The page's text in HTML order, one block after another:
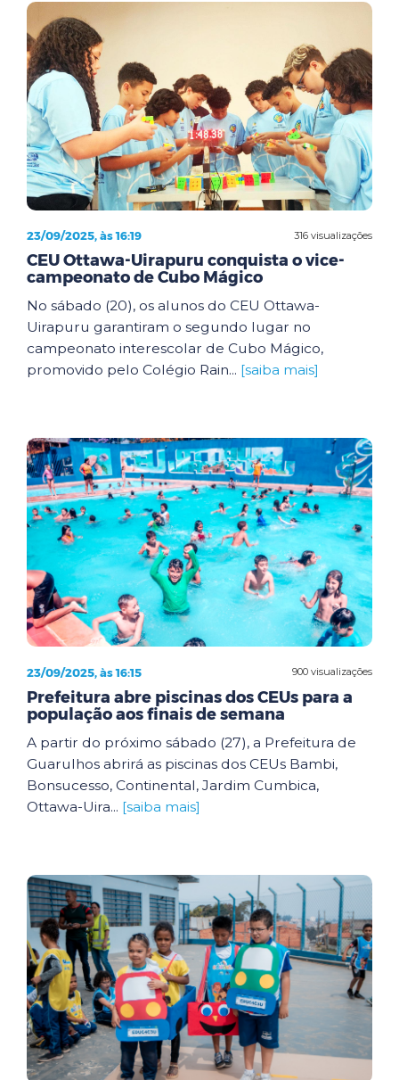
316 visualizações
23/09/2025, às 16:19
CEU Ottawa-Uirapuru conquista o vice-
campeonato de Cubo Mágico
No sábado (20), os alunos do CEU Ottawa-
Uirapuru garantiram o segundo lugar no
campeonato interescolar de Cubo Mágico,
promovido pelo Colégio Rain... [saiba mais]
900 visualizações
23/09/2025, às 16:15
Prefeitura abre piscinas dos CEUs para a
população aos finais de semana
A partir do próximo sábado (27), a Prefeitura de
Guarulhos abrirá as piscinas dos CEUs Bambi,
Bonsucesso, Continental, Jardim Cumbica,
Ottawa-Uira... [saiba mais]